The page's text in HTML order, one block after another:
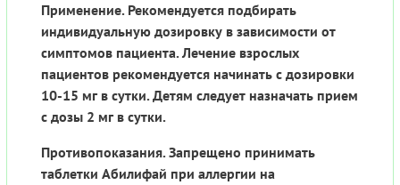
Применение. Рекомендуется подбирать
индивидуальную дозировку в зависимости от
симптомов пациента. Лечение взрослых
пациентов рекомендуется начинать с дозировки
10-15 мг в сутки. Детям следует назначать прием
с дозы 2 мг в сутки.
Противопоказания. Запрещено принимать
таблетки Абилифай при аллергии на